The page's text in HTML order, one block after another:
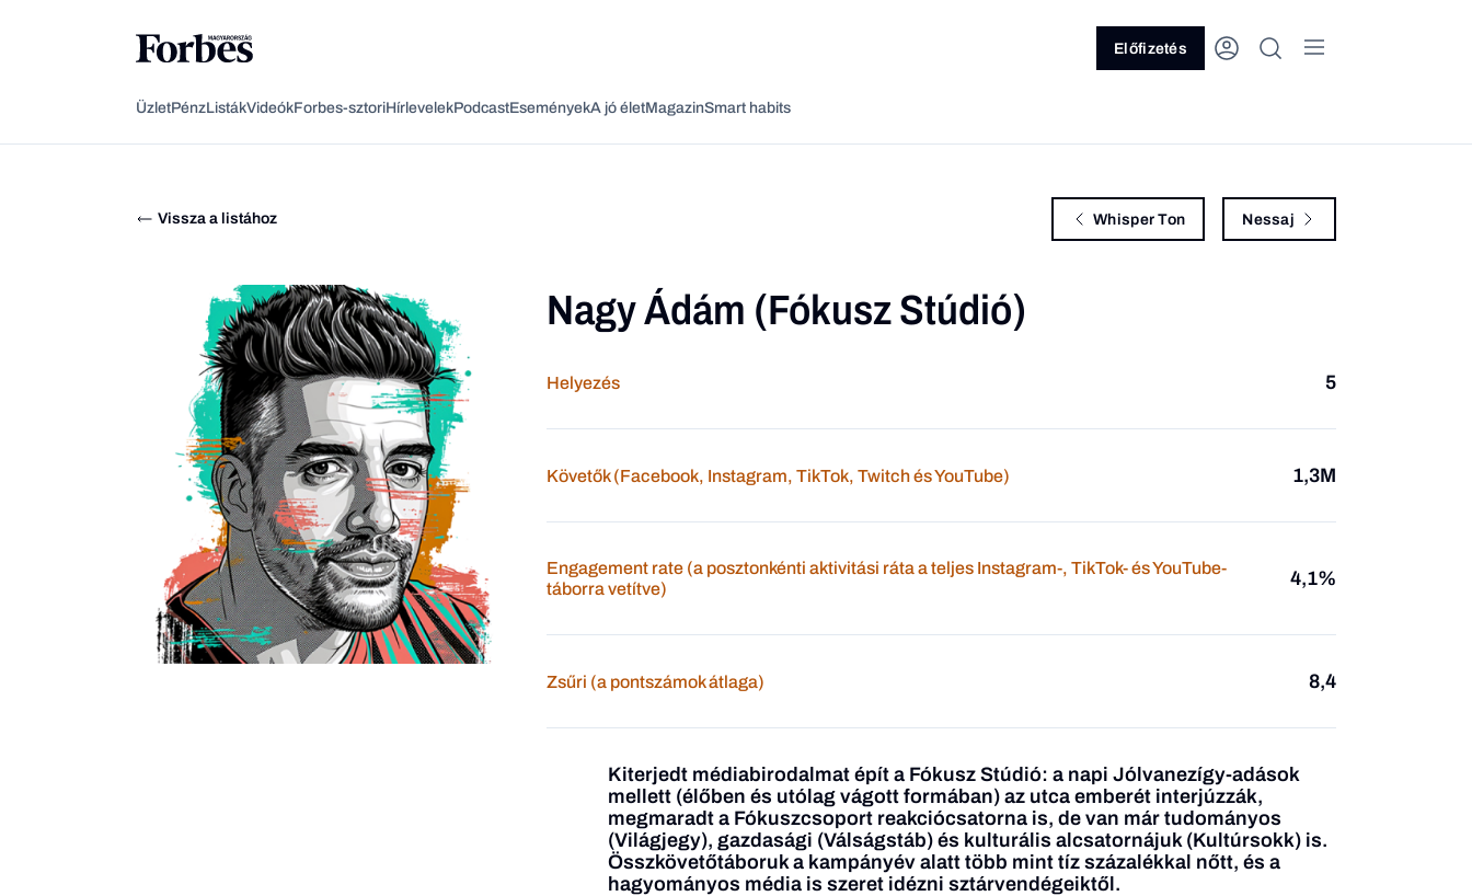
Vagy fedezze fel a következő témákat
Előfizetés
ÜzletPénzListákVideókForbes-sztoriHírlevelekPodcastEseményekA jó életMagazinSmart habits
Vissza a listához Whisper Ton Nessaj
Nagy Ádám (Fókusz Stúdió)
Helyezés 5
Követők (Facebook, Instagram, TikTok, Twitch és YouTube) 1,3M
Engagement rate (a posztonkénti aktivitási ráta a teljes Instagram-, TikTok- és YouTube-
táborra vetítve)
4,1%
Zsűri (a pontszámok átlaga) 8,4
Kiterjedt médiabirodalmat épít a Fókusz Stúdió: a napi Jólvanezígy-adások
mellett (élőben és utólag vágott formában) az utca emberét interjúzzák,
megmaradt a Fókuszcsoport reakciócsatorna is, de van már tudományos
(Világjegy), gazdasági (Válságstáb) és kulturális alcsatornájuk (Kultúrsokk) is.
Összkövetőtáboruk a kampányév alatt több mint tíz százalékkal nőtt, és a
hagyományos média is szeret idézni sztárvendégeiktől.